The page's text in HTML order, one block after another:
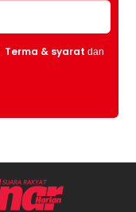
Terma & syarat dan